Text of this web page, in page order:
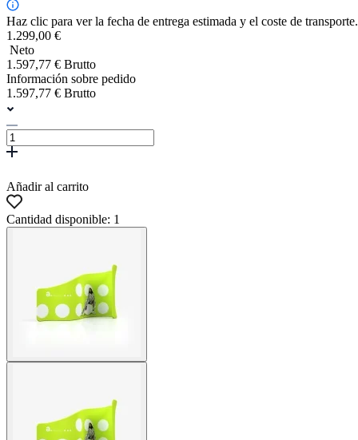
Haz clic para ver la fecha de entrega estimada y el coste de transporte.
1.299,00 €
Neto
1.597,77 € Brutto
Información sobre pedido
1.597,77 € Brutto
Añadir al carrito
Cantidad disponible: 1